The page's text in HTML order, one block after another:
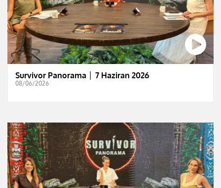
Survivor Panorama │ 7 Haziran 2026
08/06/2026